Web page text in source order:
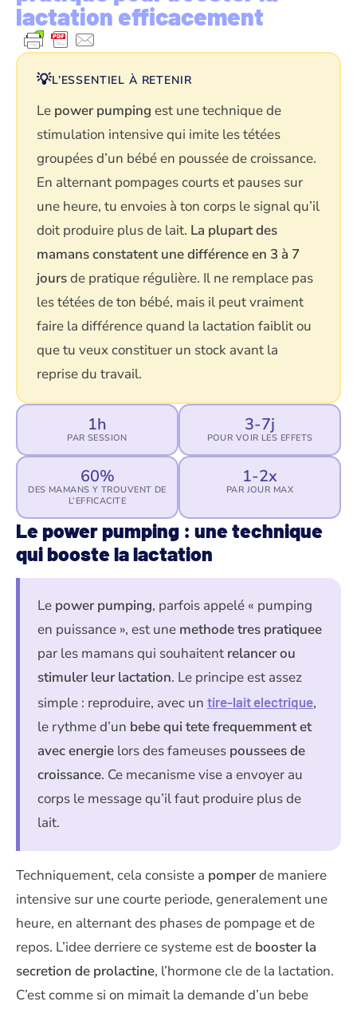
lactation efficacement
💡L’ESSENTIEL À RETENIR
Le power pumping est une technique de
stimulation intensive qui imite les tétées
groupées d’un bébé en poussée de croissance.
En alternant pompages courts et pauses sur
une heure, tu envoies à ton corps le signal qu’il
doit produire plus de lait. La plupart des
mamans constatent une différence en 3 à 7
joursde pratique régulière. Il ne remplace pas
les tétées de ton bébé, mais il peut vraiment
faire la différence quand la lactation faiblit ou
que tu veux constituer un stock avant la
reprise du travail.
1h
PAR SESSION
3-7j
POUR VOIR LES EFFETS
60%
DES MAMANS Y TROUVENT DE
L’EFFICACITE
1-2x
PAR JOUR MAX
Le power pumping : une technique
qui booste la lactation
Le power pumping, parfois appelé « pumping
en puissance », est une methode tres pratiquee
par les mamans qui souhaitent relancer ou
stimuler leur lactation. Le principe est assez
simple : reproduire, avec un tire-lait electrique,
le rythme d’un bebe qui tete frequemment et
avec energie lors des fameuses poussees de
croissance. Ce mecanisme vise a envoyer au
corps le message qu’il faut produire plus de
lait.
Techniquement, cela consiste a pomperde maniere
intensive sur une courte periode, generalement une
heure, en alternant des phases de pompage et de
repos. L’idee derriere ce systeme est de booster la
secretion de prolactine, l’hormone cle de la lactation.
C’est comme si on mimait la demande d’un bebe